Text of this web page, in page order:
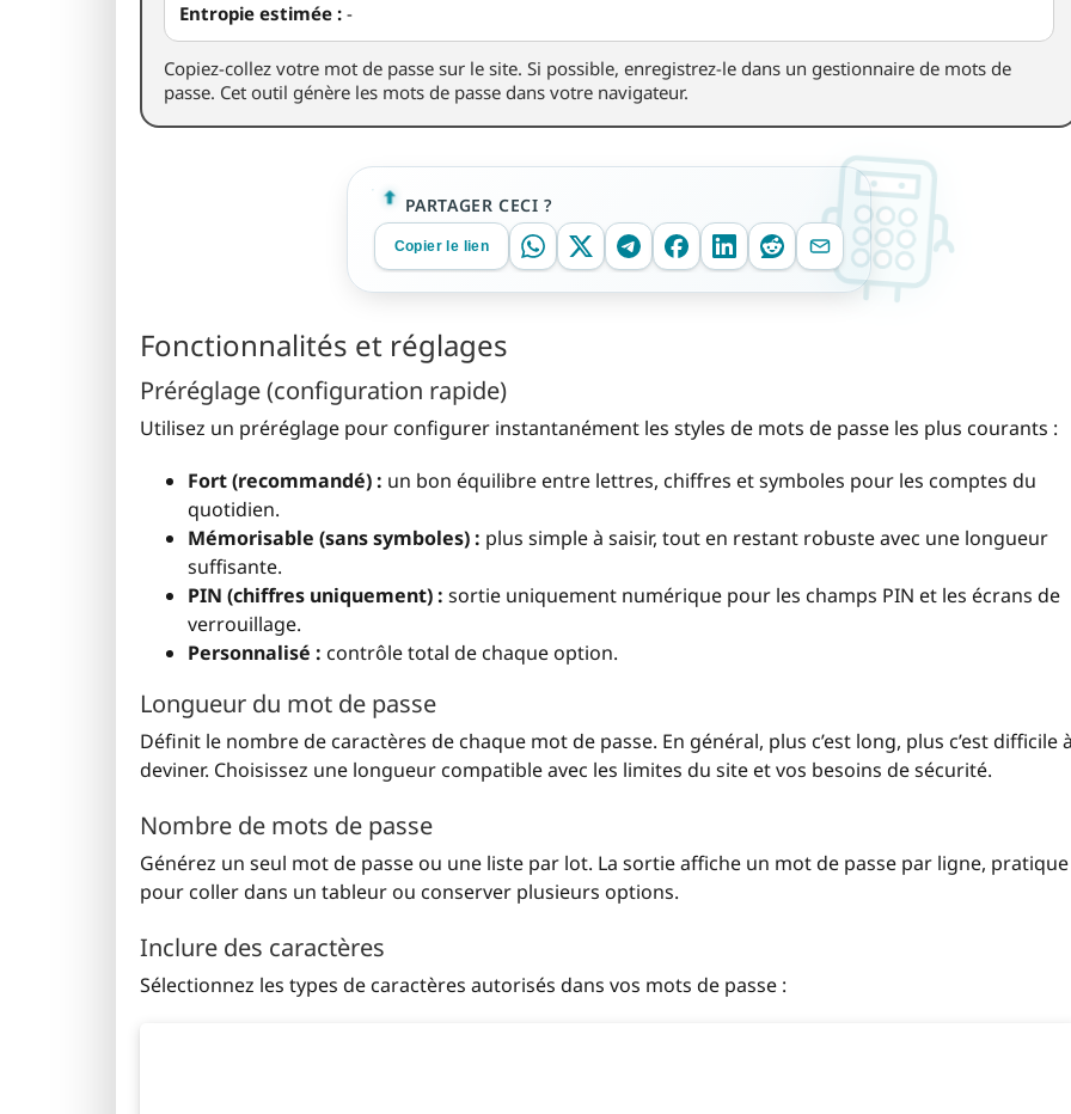
Entropie estimée : -
Copiez-collez votre mot de passe sur le site. Si possible, enregistrez-le dans un gestionnaire de mots de
passe. Cet outil génère les mots de passe dans votre navigateur.
PARTAGER CECI ?
Copier le lien
Fonctionnalités et réglages
Préréglage (configuration rapide)
Utilisez un préréglage pour configurer instantanément les styles de mots de passe les plus courants :
Fort (recommandé) : un bon équilibre entre lettres, chiffres et symboles pour les comptes du
quotidien.
Mémorisable (sans symboles) : plus simple à saisir, tout en restant robuste avec une longueur
suffisante.
PIN (chiffres uniquement) : sortie uniquement numérique pour les champs PIN et les écrans de
verrouillage.
Personnalisé : contrôle total de chaque option.
Longueur du mot de passe
Définit le nombre de caractères de chaque mot de passe. En général, plus c’est long, plus c’est difficile
deviner. Choisissez une longueur compatible avec les limites du site et vos besoins de sécurité.
Nombre de mots de passe
Générez un seul mot de passe ou une liste par lot. La sortie affiche un mot de passe par ligne, pratique
pour coller dans un tableur ou conserver plusieurs options.
Inclure des caractères
Sélectionnez les types de caractères autorisés dans vos mots de passe :